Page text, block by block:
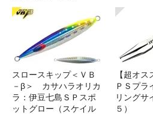
スロースキップ＜ＶＢ
－β＞ カサハラオリカ
ラ：伊豆七島ＳＰスポ
ットグロー（スケイル
【超オス
ＰＳプラ
リングサ
５）